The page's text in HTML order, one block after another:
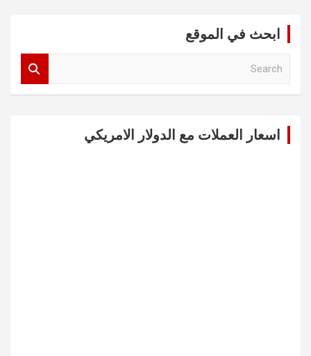
ابحث في الموقع
اسعار العملات مع الدولار الامريكي